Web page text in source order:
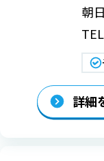
朝
詳細